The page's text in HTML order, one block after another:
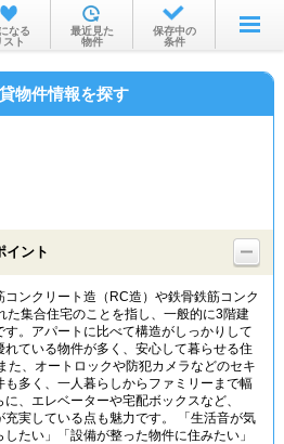
部屋を探す
沿線・駅から
物件特集から
TOP
なる
スト
最近見た
物件
保存中の
条件
物件情報を探す
イント
ンクリート造（RC造）や鉄骨鉄筋コンク
た集合住宅のことを指し、一般的に3階建
。アパートに比べて構造がしっかりして
ている物件が多く、安心して暮らせる住
た、オートロックや防犯カメラなどのセキ
多く、一人暮らしからファミリーまで幅
、エレベーターや宅配ボックスなど、
充実している点も魅力です。 「生活音が気
たい」「設備が整った物件に住みたい」